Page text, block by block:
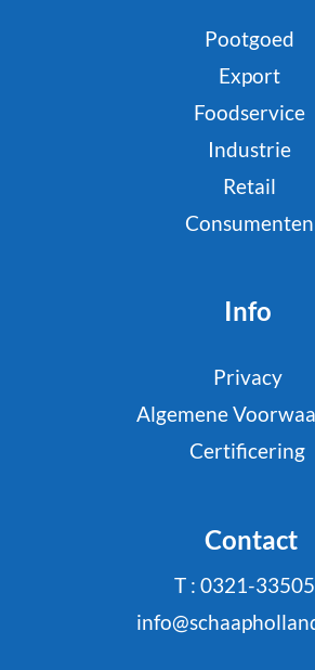
Pootgoed
Export
Foodservice
Industrie
Retail
Consumenten
Info
Privacy
Algemene
Certificering
Contact
T : 0321-